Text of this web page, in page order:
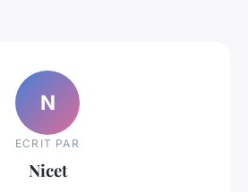
N
ECRIT PAR
Nicet